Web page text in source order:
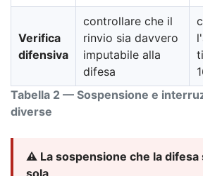
Tabella 2 — Sospensione e
diverse
Verifica
difensiva
controllare che il
rinvio sia davvero
imputabile alla
difesa
⚠️ La sospensione che la difesa
sola